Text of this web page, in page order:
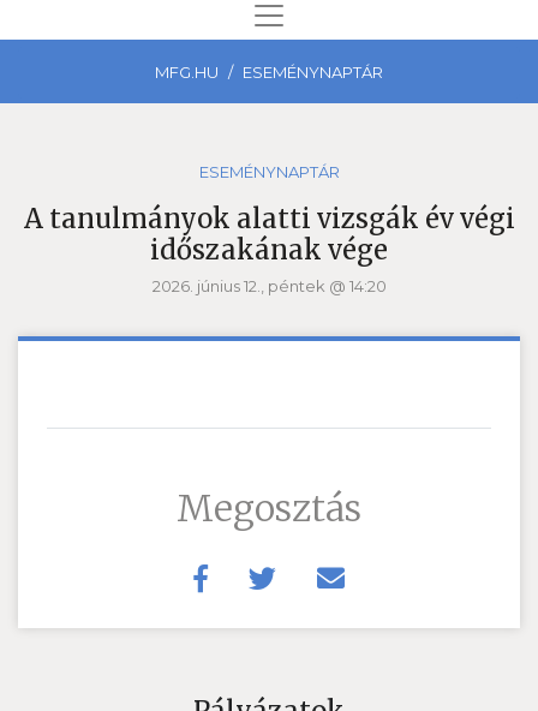
MFG.HU ESEMÉNYNAPTÁR
ESEMÉNYNAPTÁR
A tanulmányok alatti vizsgák év végi
időszakának vége
2026. június 12., péntek @ 14:20
Megosztás